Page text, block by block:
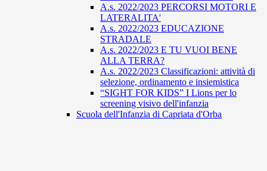
A.s. 2022/2023 PERCORSI MOTORI E
LATERALITA'
A.s. 2022/2023 EDUCAZIONE
STRADALE
A.s. 2022/2023 E TU VUOI BENE
ALLA TERRA?
A.s. 2022/2023 Classificazioni: attività di
selezione, ordinamento e insiemistica
“SIGHT FOR KIDS” I Lions per lo
screening visivo dell'infanzia
Scuola dell'Infanzia di Capriata d'Orba